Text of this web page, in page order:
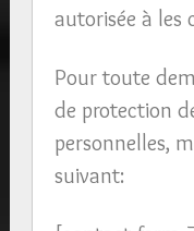
autorisée à les
Pour toute
de protection
personnelles,
suivant: